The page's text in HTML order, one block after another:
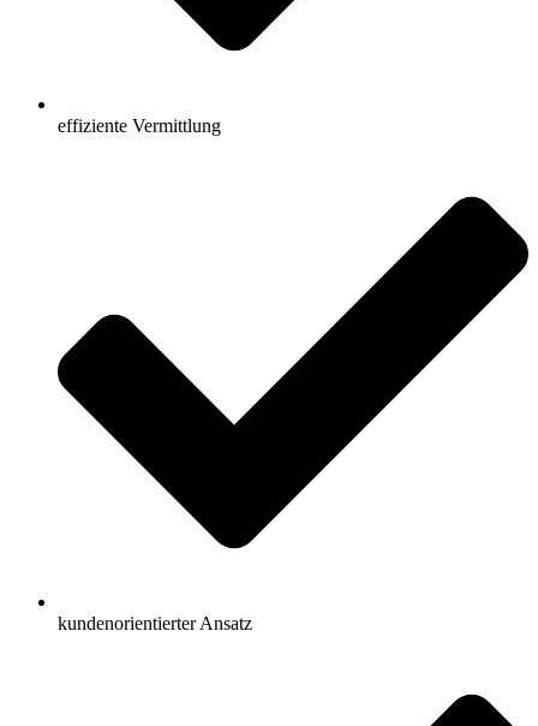
effiziente Vermittlung
kundenorientierter Ansatz